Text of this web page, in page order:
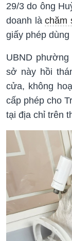
29/3 do ông
doanh làchăm
giấy phép
UBND
sở này hồi
cửa, không
cấp phép cho
tại địa chỉ trên